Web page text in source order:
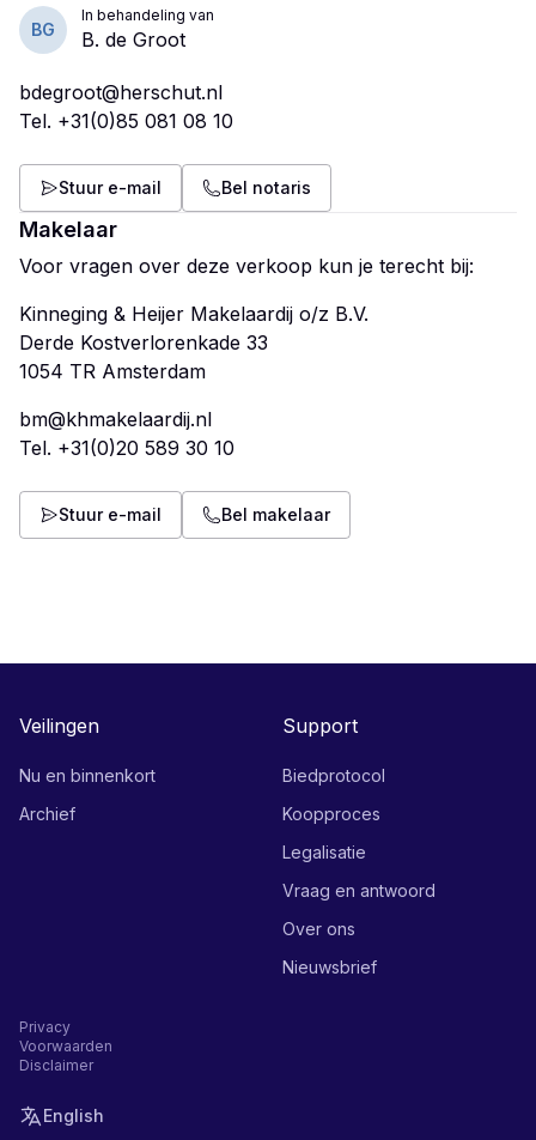
BG
In behandeling van
B. de Groot
bdegroot@herschut.nl
Tel. +31(0)85 081 08 10
Stuur e-mail Bel notaris
Makelaar
Voor vragen over deze verkoop kun je terecht bij:
Kinneging & Heijer Makelaardij o/z B.V.
Derde Kostverlorenkade 33
bm@khmakelaardij.nl
Tel. +31(0)20 589 30 10
Stuur e-mail Bel makelaar
Veilingen
Nu en binnenkort
Archief
Support
Biedprotocol
Koopproces
Legalisatie
Vraag en antwoord
Over ons
Nieuwsbrief
Privacy
Voorwaarden
Disclaimer
English